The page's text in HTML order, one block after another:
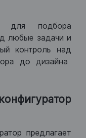
для подбора
любые задачи и
контроль над
до дизайна
предлагает